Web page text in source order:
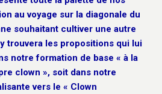
au voyage sur la diagonale du
souhaitant cultiver une autre
trouvera les propositions qui lui
notre formation de base « à la
clown », soit dans notre
vers le « Clown